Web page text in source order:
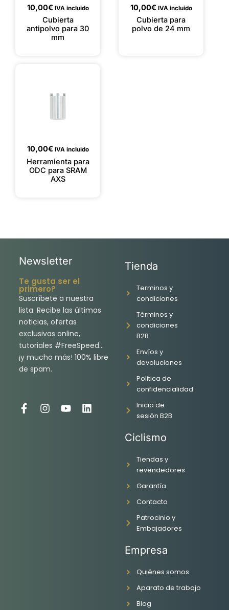
10,00€ IVA incluido
Cubierta
antipolvo para 30
mm
10,00€ IVA incluido
Cubierta para
polvo de 24 mm
10,00€ IVA incluido
Herramienta para
ODC para SRAM
AXS
Newsletter
Te gusta ser el
primero?
Suscríbete a nuestra
lista. Recibe las últimas
noticias, ofertas
exclusivas online,
tutoriales #FreeSpeed…
¡y mucho más! 100% libre
de spam.
F
I
Y
L
Tienda
Terminos y
condiciones
Términos y
condiciones
B2B
Envíos y
devoluciones
Politica de
confidencialidad
Inicio de
sesión B2B
Ciclismo
Tiendas y
revendedores
Garantía
Contacto
Patrocinio y
Embajadores
Empresa
Quiénes somos
Aparato de trabajo
Blog